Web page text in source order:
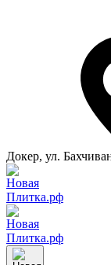
Докер, ул.